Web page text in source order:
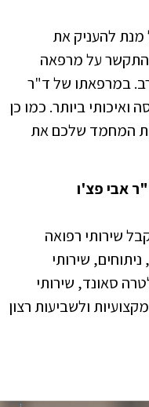
מנת להעניק את
להתקשר על מרפאה
רב. במרפאתו של ד"ר
ואיכותי ביותר. כמו כן
המחמד שלכם את
אבי פצ'ו
שירותי רפואה
שירותי
סאונד, שירותי
ולשביעות רצון